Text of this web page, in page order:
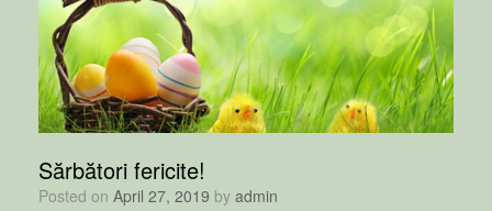
Sărbători fericite!
Posted on April 27, 2019 by admin